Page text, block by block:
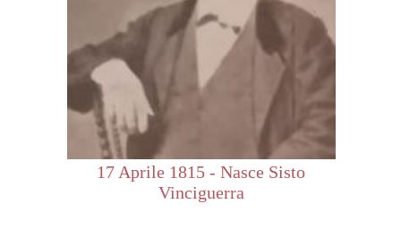
17 Aprile 1815 - Nasce Sisto
Vinciguerra